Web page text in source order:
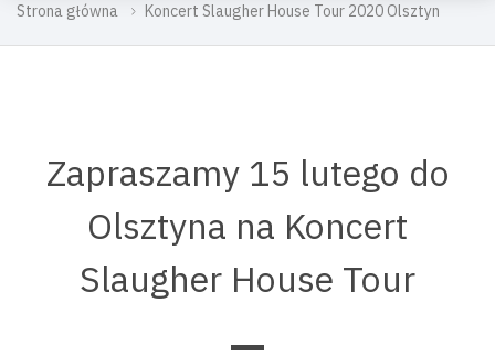
Strona główna Koncert Slaugher House Tour 2020 Olsztyn
Zapraszamy 15 lutego do
Olsztyna na Koncert
Slaugher House Tour